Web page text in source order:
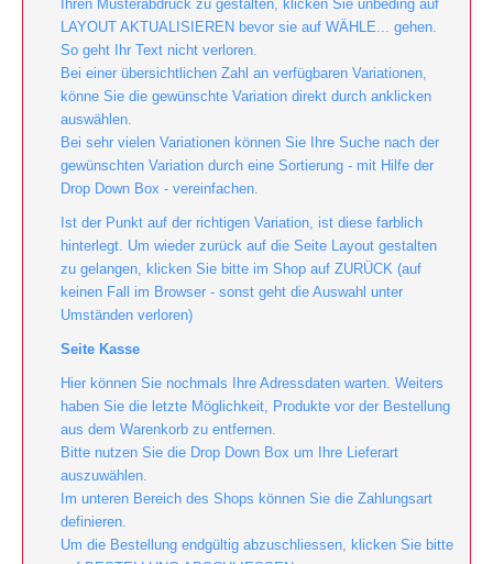
Ihren Musterabdruck zu gestalten, klicken Sie unbeding auf
LAYOUT AKTUALISIEREN bevor sie auf WÄHLE... gehen.
So geht Ihr Text nicht verloren.
Bei einer übersichtlichen Zahl an verfügbaren Variationen,
könne Sie die gewünschte Variation direkt durch anklicken
auswählen.
Bei sehr vielen Variationen können Sie Ihre Suche nach der
gewünschten Variation durch eine Sortierung - mit Hilfe der
Drop Down Box - vereinfachen.
Ist der Punkt auf der richtigen Variation, ist diese farblich
hinterlegt. Um wieder zurück auf die Seite Layout gestalten
zu gelangen, klicken Sie bitte im Shop auf ZURÜCK (auf
keinen Fall im Browser - sonst geht die Auswahl unter
Umständen verloren)
Seite Kasse
Hier können Sie nochmals Ihre Adressdaten warten. Weiters
haben Sie die letzte Möglichkeit, Produkte vor der Bestellung
aus dem Warenkorb zu entfernen.
Bitte nutzen Sie die Drop Down Box um Ihre Lieferart
auszuwählen.
Im unteren Bereich des Shops können Sie die Zahlungsart
definieren.
Um die Bestellung endgültig abzuschliessen, klicken Sie bitte